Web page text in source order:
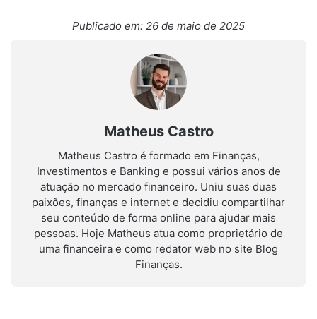
Publicado em: 26 de maio de 2025
Matheus Castro
Matheus Castro é formado em Finanças,
Investimentos e Banking e possui vários anos de
atuação no mercado financeiro. Uniu suas duas
paixões, finanças e internet e decidiu compartilhar
seu conteúdo de forma online para ajudar mais
pessoas. Hoje Matheus atua como proprietário de
uma financeira e como redator web no site Blog
Finanças.